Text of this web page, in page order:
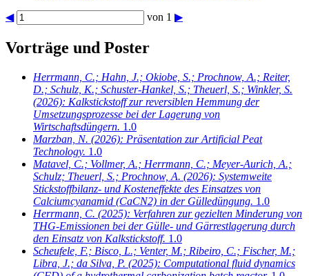
◀ von 1 ▶
Vorträge und Poster
Herrmann, C.; Hahn, J.; Okiobe, S.; Prochnow, A.; Reiter,
D.; Schulz, K.; Schuster-Hankel, S.; Theuerl, S.; Winkler, S.
(2026): Kalkstickstoff zur reversiblen Hemmung der
Umsetzungsprozesse bei der Lagerung von
Wirtschaftsdüngern. 1.0
Marzban, N. (2026): Präsentation zur Artificial Peat
Technology. 1.0
Matavel, C.; Vollmer, A.; Herrmann, C.; Meyer-Aurich, A.;
Schulz; Theuerl, S.; Prochnow, A. (2026): Systemweite
Stickstoffbilanz- und Kosteneffekte des Einsatzes von
Calciumcyanamid (CaCN2) in der Gülledüngung. 1.0
Herrmann, C. (2025): Verfahren zur gezielten Minderung von
THG-Emissionen bei der Gülle- und Gärrestlagerung durch
den Einsatz von Kalkstickstoff. 1.0
Scheufele, F.; Bisco, L.; Venter, M.; Ribeiro, C.; Fischer, M.;
Libra, J.; da Silva, P. (2025): Computational fluid dynamics